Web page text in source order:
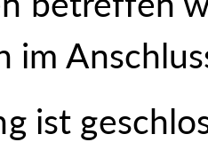
im
ist